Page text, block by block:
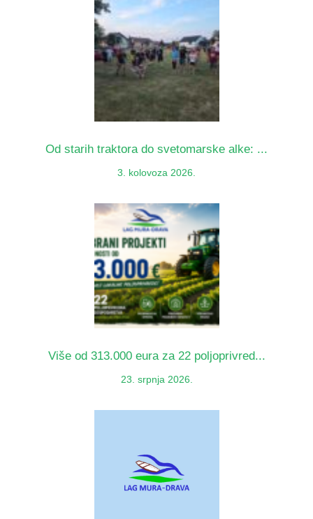
Od starih traktora do svetomarske alke: ...
3. kolovoza 2026.
Više od 313.000 eura za 22 poljoprivred...
23. srpnja 2026.